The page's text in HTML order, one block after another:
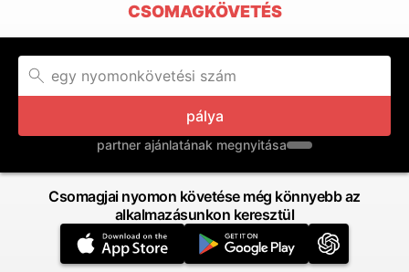
CSOMAGKÖVETÉS
pálya
partner ajánlatának megnyitása
Csomagjai nyomon követése még könnyebb az
alkalmazásunkon keresztül